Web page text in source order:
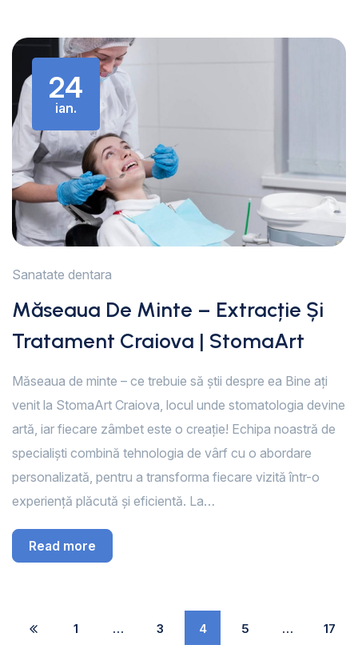
24
ian.
Sanatate dentara
Măseaua De Minte – Extracție Și
Tratament Craiova | StomaArt
Măseaua de minte – ce trebuie să știi despre ea Bine ați
venit la StomaArt Craiova, locul unde stomatologia devine
artă, iar fiecare zâmbet este o creație! Echipa noastră de
specialiști combină tehnologia de vârf cu o abordare
personalizată, pentru a transforma fiecare vizită într-o
experiență plăcută și eficientă. La…
Read more
1 … 3 4 5 … 17